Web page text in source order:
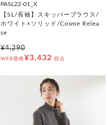
PASL22-01_X
【SL/長袖】スキッパーブラウス/
ホワイト×ソリッド/Cosme Relea
se
¥4,290
WEB価格¥3,432 税込